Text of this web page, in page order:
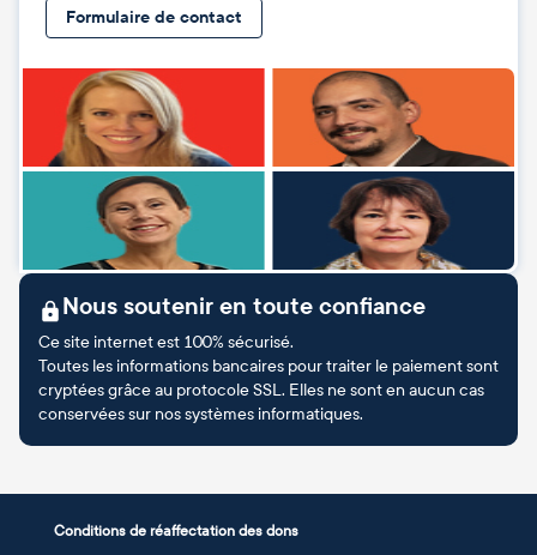
Formulaire de contact
Nous soutenir en toute confiance
Ce site internet est 100% sécurisé.
Toutes les informations bancaires pour traiter le paiement sont
cryptées grâce au protocole SSL. Elles ne sont en aucun cas
conservées sur nos systèmes informatiques.
Conditions de réaffectation des dons